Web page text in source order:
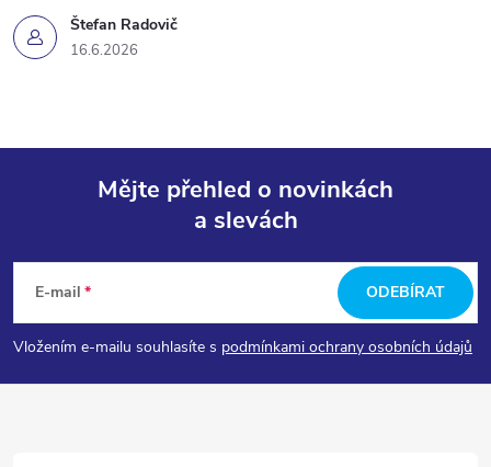
Štefan Radovič
16.6.2026
p
a
Mějte přehled o novinkách
a slevách
E-mail
Vložením e-mailu souhlasíte s podmínkami ochrany osobních údajů
ODEBÍRAT